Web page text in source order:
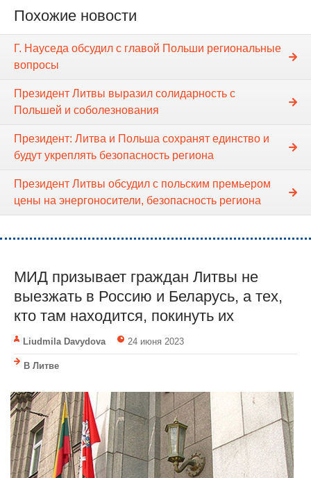
Похожие новости
Г. Науседа обсудил с главой Польши региональные
вопросы
Президент Литвы выразил солидарность с
Польшей и соболезнования
Президент: Литва и Польша сохранят единство и
будут укреплять безопасность региона
Президент Литвы обсудил с польским премьером
цены на энергоносители, безопасность региона
МИД призывает граждан Литвы не
выезжать в Россию и Беларусь, а тех,
кто там находится, покинуть их
Liudmila Davydova 24 июня 2023
В Литве